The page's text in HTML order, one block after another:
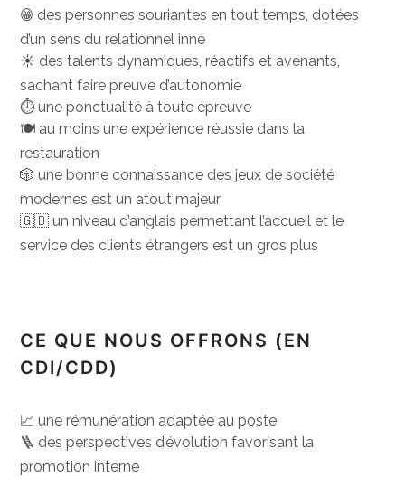
😁 des personnes souriantes en tout temps, dotées
d’un sens du relationnel inné
☀️ des talents dynamiques, réactifs et avenants,
sachant faire preuve d’autonomie
⏱ une ponctualité à toute épreuve
🍽 au moins une expérience réussie dans la
restauration
🎲 une bonne connaissance des jeux de société
modernes est un atout majeur
🇬🇧 un niveau d’anglais permettant l’accueil et le
service des clients étrangers est un gros plus
CE QUE NOUS OFFRONS (EN
CDI/CDD)
📈 une rémunération adaptée au poste
🪜 des perspectives d’évolution favorisant la
promotion interne